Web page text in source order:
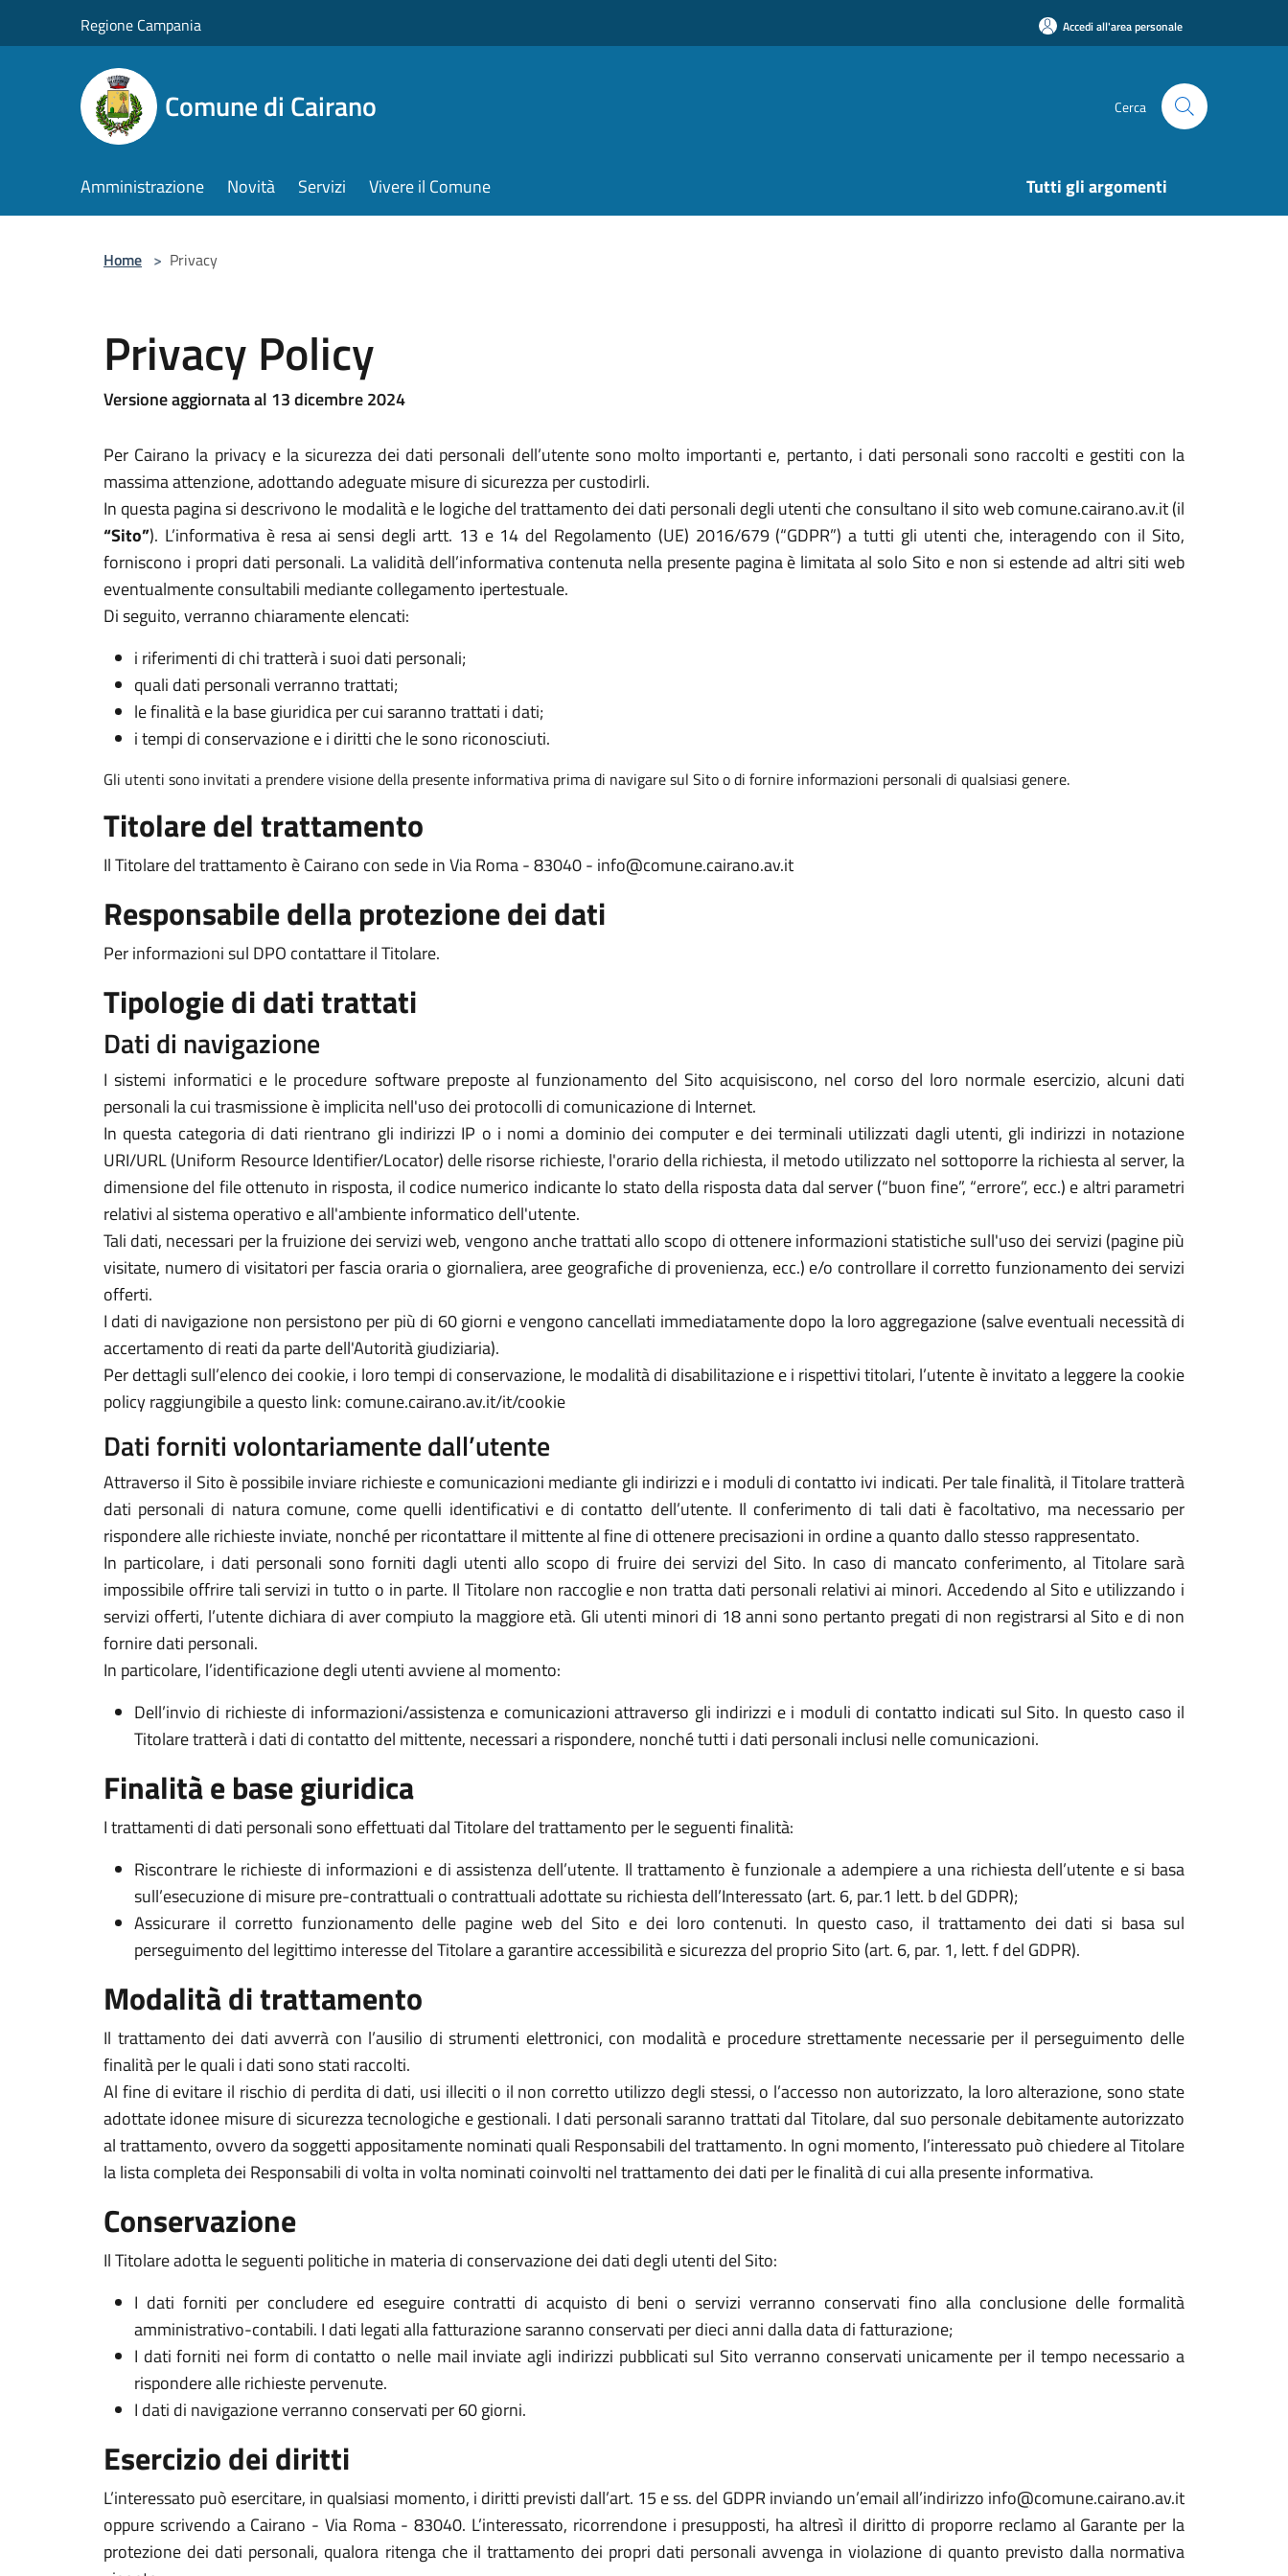
Regione Campania Accedi all'area personale
Comune di Cairano Cerca
Amministrazione Novità Servizi Vivere il Comune Tutti gli argomenti
Home > Privacy
Privacy Policy
Versione aggiornata al 13 dicembre 2024
Per Cairano la privacy e la sicurezza dei dati personali dell’utente sono molto importanti e, pertanto, i dati personali sono raccolti e gestiti con la
massima attenzione, adottando adeguate misure di sicurezza per custodirli.
In questa pagina si descrivono le modalità e le logiche del trattamento dei dati personali degli utenti che consultano il sito web comune.cairano.av.it (il
“Sito”). L’informativa è resa ai sensi degli artt. 13 e 14 del Regolamento (UE) 2016/679 (“GDPR”) a tutti gli utenti che, interagendo con il Sito,
forniscono i propri dati personali. La validità dell’informativa contenuta nella presente pagina è limitata al solo Sito e non si estende ad altri siti web
eventualmente consultabili mediante collegamento ipertestuale.
Di seguito, verranno chiaramente elencati:
i riferimenti di chi tratterà i suoi dati personali;
quali dati personali verranno trattati;
le finalità e la base giuridica per cui saranno trattati i dati;
i tempi di conservazione e i diritti che le sono riconosciuti.
Gli utenti sono invitati a prendere visione della presente informativa prima di navigare sul Sito o di fornire informazioni personali di qualsiasi genere.
Titolare del trattamento
Il Titolare del trattamento è Cairano con sede in Via Roma - 83040 - info@comune.cairano.av.it
Responsabile della protezione dei dati
Per informazioni sul DPO contattare il Titolare.
Tipologie di dati trattati
Dati di navigazione
I sistemi informatici e le procedure software preposte al funzionamento del Sito acquisiscono, nel corso del loro normale esercizio, alcuni dati
personali la cui trasmissione è implicita nell'uso dei protocolli di comunicazione di Internet.
In questa categoria di dati rientrano gli indirizzi IP o i nomi a dominio dei computer e dei terminali utilizzati dagli utenti, gli indirizzi in notazione
URI/URL (Uniform Resource Identifier/Locator) delle risorse richieste, l'orario della richiesta, il metodo utilizzato nel sottoporre la richiesta al server, la
dimensione del file ottenuto in risposta, il codice numerico indicante lo stato della risposta data dal server (“buon fine”, “errore”, ecc.) e altri parametri
relativi al sistema operativo e all'ambiente informatico dell'utente.
Tali dati, necessari per la fruizione dei servizi web, vengono anche trattati allo scopo di ottenere informazioni statistiche sull'uso dei servizi (pagine più
visitate, numero di visitatori per fascia oraria o giornaliera, aree geografiche di provenienza, ecc.) e/o controllare il corretto funzionamento dei servizi
offerti.
I dati di navigazione non persistono per più di 60 giorni e vengono cancellati immediatamente dopo la loro aggregazione (salve eventuali necessità di
accertamento di reati da parte dell'Autorità giudiziaria).
Per dettagli sull’elenco dei cookie, i loro tempi di conservazione, le modalità di disabilitazione e i rispettivi titolari, l’utente è invitato a leggere la cookie
policy raggiungibile a questo link: comune.cairano.av.it/it/cookie
Dati forniti volontariamente dall’utente
Attraverso il Sito è possibile inviare richieste e comunicazioni mediante gli indirizzi e i moduli di contatto ivi indicati. Per tale finalità, il Titolare tratterà
dati personali di natura comune, come quelli identificativi e di contatto dell’utente. Il conferimento di tali dati è facoltativo, ma necessario per
rispondere alle richieste inviate, nonché per ricontattare il mittente al fine di ottenere precisazioni in ordine a quanto dallo stesso rappresentato.
In particolare, i dati personali sono forniti dagli utenti allo scopo di fruire dei servizi del Sito. In caso di mancato conferimento, al Titolare sarà
impossibile offrire tali servizi in tutto o in parte. Il Titolare non raccoglie e non tratta dati personali relativi ai minori. Accedendo al Sito e utilizzando i
servizi offerti, l’utente dichiara di aver compiuto la maggiore età. Gli utenti minori di 18 anni sono pertanto pregati di non registrarsi al Sito e di non
fornire dati personali.
In particolare, l’identificazione degli utenti avviene al momento:
Dell’invio di richieste di informazioni/assistenza e comunicazioni attraverso gli indirizzi e i moduli di contatto indicati sul Sito. In questo caso il
Titolare tratterà i dati di contatto del mittente, necessari a rispondere, nonché tutti i dati personali inclusi nelle comunicazioni.
Finalità e base giuridica
I trattamenti di dati personali sono effettuati dal Titolare del trattamento per le seguenti finalità:
Riscontrare le richieste di informazioni e di assistenza dell’utente. Il trattamento è funzionale a adempiere a una richiesta dell’utente e si basa
sull’esecuzione di misure pre-contrattuali o contrattuali adottate su richiesta dell’Interessato (art. 6, par.1 lett. b del GDPR);
Assicurare il corretto funzionamento delle pagine web del Sito e dei loro contenuti. In questo caso, il trattamento dei dati si basa sul
perseguimento del legittimo interesse del Titolare a garantire accessibilità e sicurezza del proprio Sito (art. 6, par. 1, lett. f del GDPR).
Modalità di trattamento
Il trattamento dei dati avverrà con l’ausilio di strumenti elettronici, con modalità e procedure strettamente necessarie per il perseguimento delle
finalità per le quali i dati sono stati raccolti.
Al fine di evitare il rischio di perdita di dati, usi illeciti o il non corretto utilizzo degli stessi, o l’accesso non autorizzato, la loro alterazione, sono state
adottate idonee misure di sicurezza tecnologiche e gestionali. I dati personali saranno trattati dal Titolare, dal suo personale debitamente autorizzato
al trattamento, ovvero da soggetti appositamente nominati quali Responsabili del trattamento. In ogni momento, l’interessato può chiedere al Titolare
la lista completa dei Responsabili di volta in volta nominati coinvolti nel trattamento dei dati per le finalità di cui alla presente informativa.
Conservazione
Il Titolare adotta le seguenti politiche in materia di conservazione dei dati degli utenti del Sito:
I dati forniti per concludere ed eseguire contratti di acquisto di beni o servizi verranno conservati fino alla conclusione delle formalità
amministrativo-contabili. I dati legati alla fatturazione saranno conservati per dieci anni dalla data di fatturazione;
I dati forniti nei form di contatto o nelle mail inviate agli indirizzi pubblicati sul Sito verranno conservati unicamente per il tempo necessario a
rispondere alle richieste pervenute.
I dati di navigazione verranno conservati per 60 giorni.
Esercizio dei diritti
L’interessato può esercitare, in qualsiasi momento, i diritti previsti dall’art. 15 e ss. del GDPR inviando un’email all’indirizzo info@comune.cairano.av.it
oppure scrivendo a Cairano - Via Roma - 83040. L’interessato, ricorrendone i presupposti, ha altresì il diritto di proporre reclamo al Garante per la
protezione dei dati personali, qualora ritenga che il trattamento dei propri dati personali avvenga in violazione di quanto previsto dalla normativa